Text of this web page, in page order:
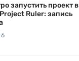
запустить проект в
Ruler: запись